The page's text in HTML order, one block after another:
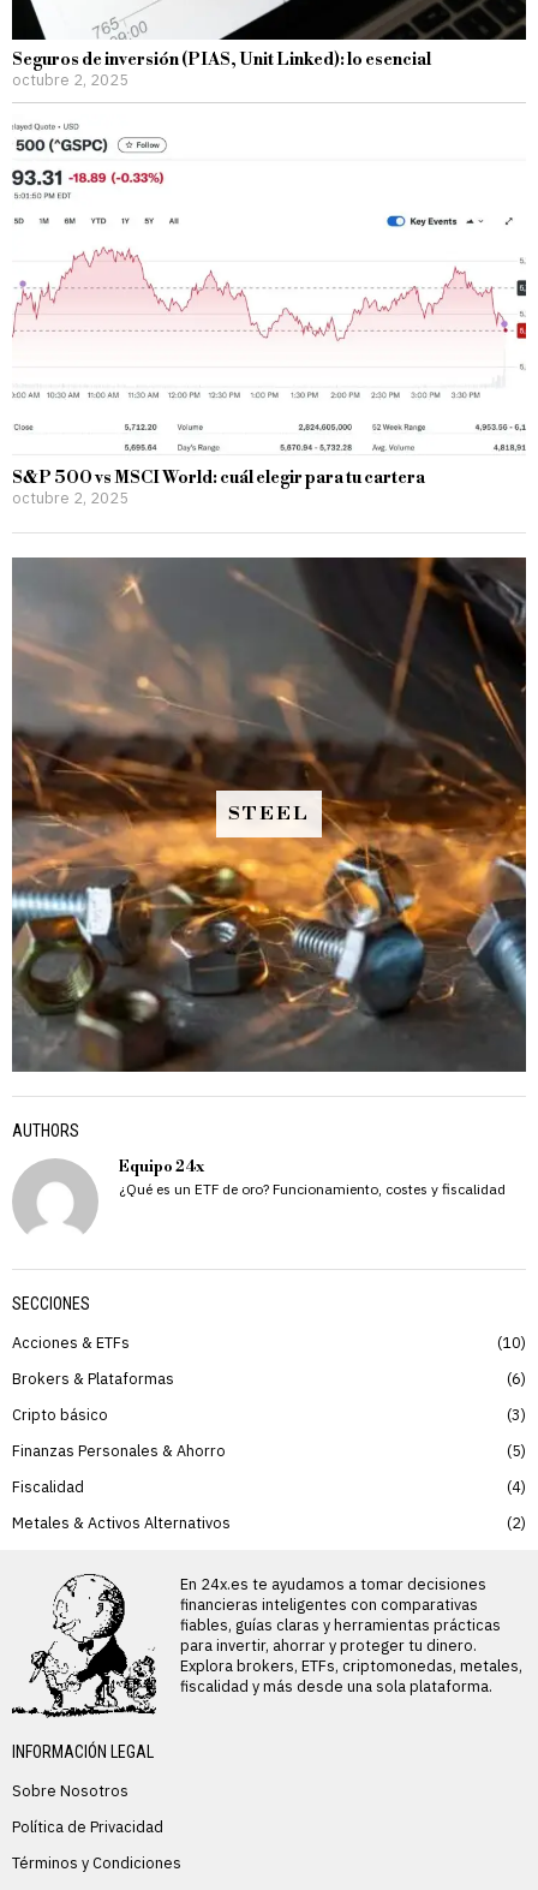
Seguros de inversión (PIAS, Unit Linked): lo esencial
octubre 2, 2025
S&P 500 vs MSCI World: cuál elegir para tu cartera
octubre 2, 2025
STEEL
AUTHORS
Equipo 24x
¿Qué es un ETF de oro? Funcionamiento, costes y fiscalidad
SECCIONES
Acciones & ETFs
10
Brokers & Plataformas
6
Cripto básico
3
Finanzas Personales & Ahorro
5
Fiscalidad
4
Metales & Activos Alternativos
2
En 24x.es te ayudamos a tomar decisiones
financieras inteligentes con comparativas
fiables, guías claras y herramientas prácticas
para invertir, ahorrar y proteger tu dinero.
Explora brokers, ETFs, criptomonedas, metales,
fiscalidad y más desde una sola plataforma.
INFORMACIÓN LEGAL
Sobre Nosotros
Política de Privacidad
Términos y Condiciones